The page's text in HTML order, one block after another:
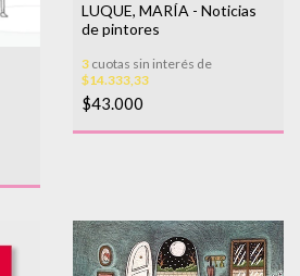
LUQUE, MARÍA - Noticias
de pintores
3 cuotas sin interés de
$14.333,33
$43.000